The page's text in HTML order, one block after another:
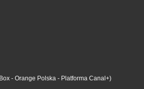
- Orange Polska - Platforma Canal+)